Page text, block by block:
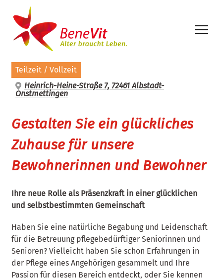
springen
Teilzeit / Vollzeit
Heinrich-Heine-Straße 7, 72461 Albstadt-
Onstmettingen
Gestalten Sie ein glückliches
Zuhause für unsere
Bewohnerinnen und Bewohner
Ihre neue Rolle als Präsenzkraft in einer glücklichen
und selbstbestimmten Gemeinschaft
Haben Sie eine natürliche Begabung und Leidenschaft
für die Betreuung pflegebedürftiger Seniorinnen und
Senioren? Vielleicht haben Sie schon Erfahrungen in
der Pflege eines Angehörigen gesammelt und Ihre
Passion für diesen Bereich entdeckt, oder Sie kennen